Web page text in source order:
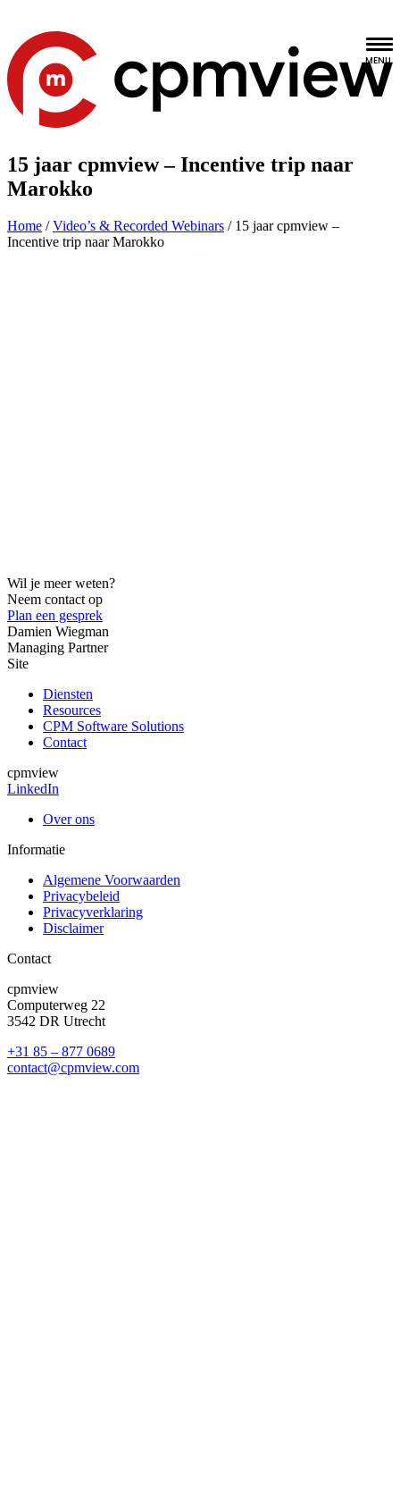
15 jaar cpmview – Incentive trip naar
Marokko
Home /Video’s & Recorded Webinars / 15 jaar cpmview –
Incentive trip naar Marokko
Wil je meer weten?
Neem contact op
Plan een gesprek
Damien Wiegman
Managing Partner
Site
Diensten
Resources
CPM Software Solutions
Contact
cpmview
LinkedIn
Over ons
Informatie
Algemene Voorwaarden
Privacybeleid
Privacyverklaring
Disclaimer
Contact
cpmview
Computerweg 22
3542 DR Utrecht
+31 85 – 877 0689
contact@cpmview.com